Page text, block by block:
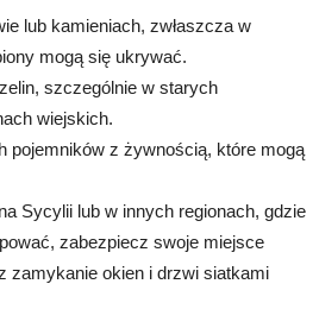
lub kamieniach, zwłaszcza w
mogą się ukrywać.
szczególnie w starych
wiejskich.
pojemników z żywnością, które mogą
Sycylii lub w innych regionach, gdzie
zabezpiecz swoje miejsce
zamykanie okien i drzwi siatkami